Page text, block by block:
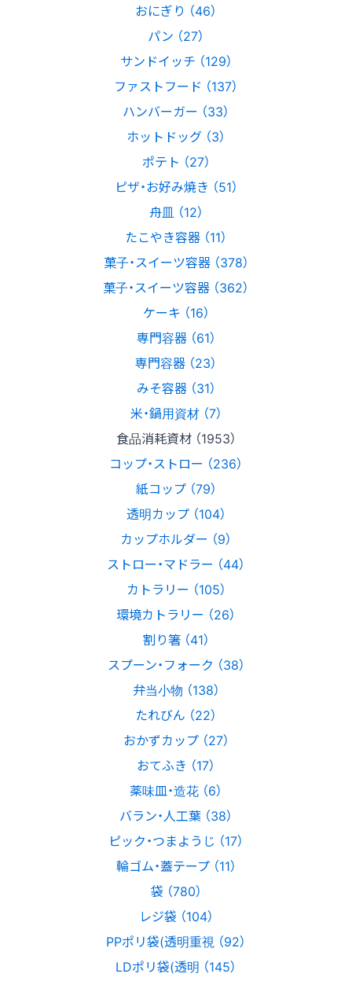
おにぎり （46）
パン （27）
サンドイッチ （129）
ファストフード （137）
ハンバーガー （33）
ホットドッグ （3）
ポテト （27）
ピザ・お好み焼き （51）
舟皿 （12）
たこやき容器 （11）
菓子・スイーツ容器 （378）
菓子・スイーツ容器 （362）
ケーキ （16）
専門容器 （61）
専門容器 （23）
みそ容器 （31）
米・鍋用資材 （7）
食品消耗資材 （1953）
コップ・ストロー （236）
紙コップ （79）
透明カップ （104）
カップホルダー （9）
ストロー・マドラー （44）
カトラリー （105）
環境カトラリー （26）
割り箸 （41）
スプーン・フォーク （38）
弁当小物 （138）
たれびん （22）
おかずカップ （27）
おてふき （17）
薬味皿・造花 （6）
バラン・人工葉 （38）
ピック・つまようじ （17）
輪ゴム・蓋テープ （11）
袋 （780）
レジ袋 （104）
PPポリ袋(透明重視 （92）
LDポリ袋(透明 （145）